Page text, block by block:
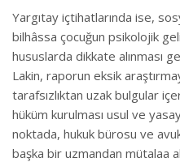
Yargıtay içtihatlarında ise,
bilhâssa çocuğun psikolojik
hususlarda dikkate alınması
Lakin, raporun eksik
tarafsızlıktan uzak bulgular
hüküm kurulması usul ve
noktada, hukuk bürosu ve
başka bir uzmandan mütalaa